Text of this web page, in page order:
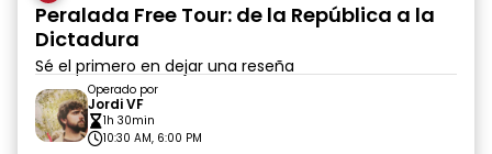
Peralada Free Tour: de la República a la
Dictadura
Sé el primero en dejar una reseña
Operado por
Jordi VF
1h 30min
10:30 AM, 6:00 PM